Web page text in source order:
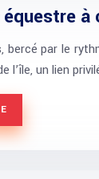
à
bercé par le
l’île, un lien